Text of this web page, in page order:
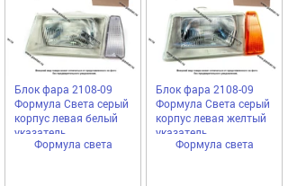
избранное
Блок фара 2108-09
Формула Света серый
корпус левая белый
указатель
Формула света
Блок фара 2108-09
Формула Света серый
корпус левая желтый
указатель
Формула света